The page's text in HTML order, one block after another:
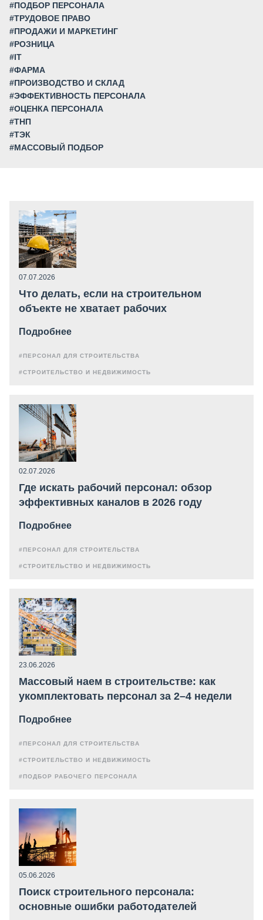
#ПОДБОР ПЕРСОНАЛА
#ТРУДОВОЕ ПРАВО
#ПРОДАЖИ И МАРКЕТИНГ
#РОЗНИЦА
#IT
#ФАРМА
#ПРОИЗВОДСТВО И СКЛАД
#ЭФФЕКТИВНОСТЬ ПЕРСОНАЛА
#ОЦЕНКА ПЕРСОНАЛА
#ТНП
#ТЭК
#МАССОВЫЙ ПОДБОР
07.07.2026
Что делать, если на строительном
объекте не хватает рабочих
Подробнее
#ПЕРСОНАЛ ДЛЯ СТРОИТЕЛЬСТВА
#СТРОИТЕЛЬСТВО И НЕДВИЖИМОСТЬ
02.07.2026
Где искать рабочий персонал: обзор
эффективных каналов в 2026 году
Подробнее
#ПЕРСОНАЛ ДЛЯ СТРОИТЕЛЬСТВА
#СТРОИТЕЛЬСТВО И НЕДВИЖИМОСТЬ
23.06.2026
Массовый наем в строительстве: как
укомплектовать персонал за 2–4 недели
Подробнее
#ПЕРСОНАЛ ДЛЯ СТРОИТЕЛЬСТВА
#СТРОИТЕЛЬСТВО И НЕДВИЖИМОСТЬ
#ПОДБОР РАБОЧЕГО ПЕРСОНАЛА
05.06.2026
Поиск строительного персонала:
основные ошибки работодателей